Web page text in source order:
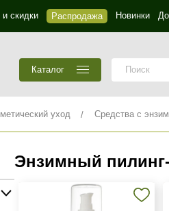
скидки Распродажа Новинки
Каталог
уход Средства с
Энзимный